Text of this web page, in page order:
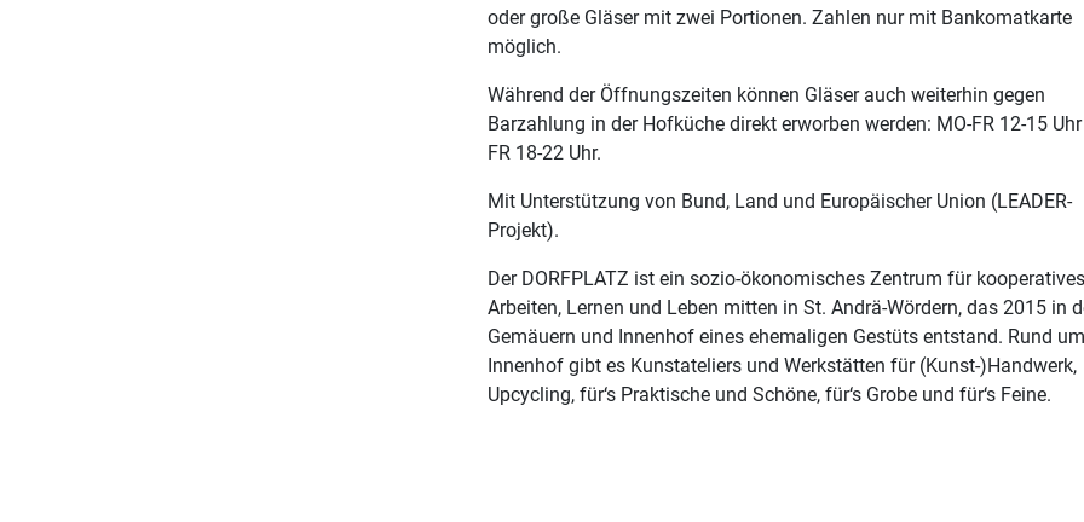
oder große Gläser mit zwei Portionen. Zahlen nur mit Bankomatkarte
möglich.
Während der Öffnungszeiten können Gläser auch weiterhin gegen
Barzahlung in der Hofküche direkt erworben werden: MO-FR 12-15
FR 18-22 Uhr.
Mit Unterstützung von Bund, Land und Europäischer Union (LEADER-
Projekt).
Der DORFPLATZ ist ein sozio-ökonomisches Zentrum für kooperatives
Arbeiten, Lernen und Leben mitten in St. Andrä-Wördern, das 2015 in
Gemäuern und Innenhof eines ehemaligen Gestüts entstand. Rund
Innenhof gibt es Kunstateliers und Werkstätten für (Kunst-)Handwerk,
Upcycling, für‘s Praktische und Schöne, für‘s Grobe und für‘s Feine.